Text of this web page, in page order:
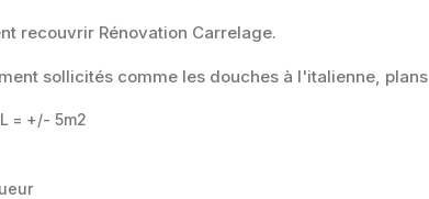
recouvrir Rénovation Carrelage.
sollicités comme les douches à l'italienne,
= +/- 5m2